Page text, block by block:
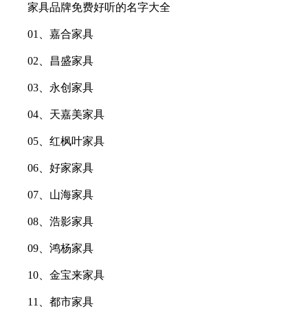
家具品牌免费好听的名字大全
01、嘉合家具
02、昌盛家具
03、永创家具
04、天嘉美家具
05、红枫叶家具
06、好家家具
07、山海家具
08、浩影家具
09、鸿杨家具
10、金宝来家具
11、都市家具